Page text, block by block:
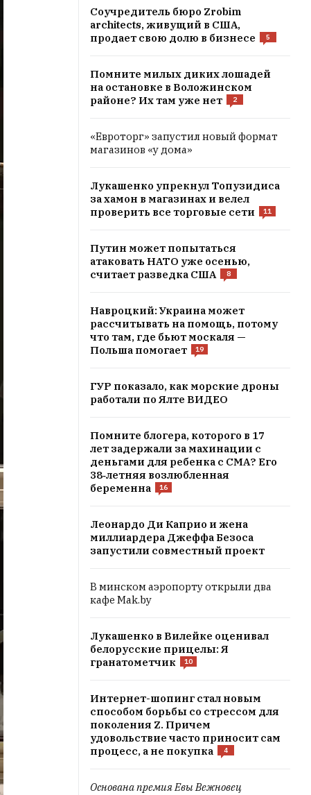
Соучредитель бюро Zrobim
architects, живущий в США,
продает свою долю в бизнесе
5
Помните милых диких лошадей
на остановке в Воложинском
районе? Их там уже нет
2
«Евроторг» запустил новый формат
магазинов «у дома»
Лукашенко упрекнул Топузидиса
за хамон в магазинах и велел
проверить все торговые сети
11
Путин может попытаться
атаковать НАТО уже осенью,
считает разведка США
8
Навроцкий: Украина может
рассчитывать на помощь, потому
что там, где бьют москаля —
Польша помогает
19
ГУР показало, как морские дроны
работали по Ялте ВИДЕО
Помните блогера, которого в 17
лет задержали за махинации с
деньгами для ребенка с СМА? Его
38‑летняя возлюбленная
беременна
16
Леонардо Ди Каприо и жена
миллиардера Джеффа Безоса
запустили совместный проект
В минском аэропорту открыли два
кафе Mak.by
Лукашенко в Вилейке оценивал
белорусские прицелы: Я
гранатометчик
10
Интернет-шопинг стал новым
способом борьбы со стрессом для
поколения Z. Причем
удовольствие часто приносит сам
процесс, а не покупка
4
Основана премия Евы Вежновец